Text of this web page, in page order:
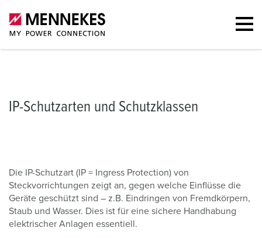
IP-Schutzarten und Schutzklassen
IP-Schutzarten und Schutzklassen
Die IP-Schutzart (IP = Ingress Protection) von
Steckvorrichtungen zeigt an, gegen welche Einflüsse die
Geräte geschützt sind – z.B. Eindringen von Fremdkörpern,
Staub und Wasser. Dies ist für eine sichere Handhabung
elektrischer Anlagen essentiell.